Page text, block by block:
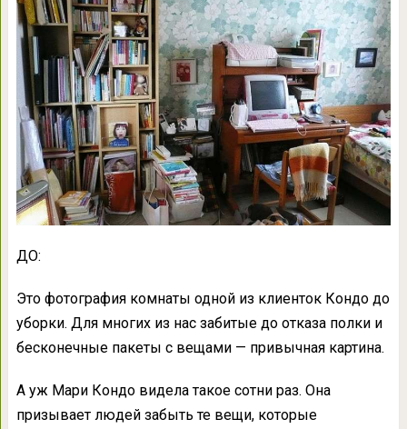
ДО:
Это фотография комнаты одной из клиенток Кондо до
уборки. Для многих из нас забитые до отказа полки и
бесконечные пакеты с вещами — привычная картина.
А уж Мари Кондо видела такое сотни раз. Она
призывает людей забыть те вещи, которые